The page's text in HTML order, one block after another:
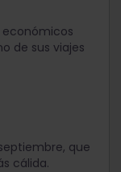
económicos
de sus viajes
que
cálida.